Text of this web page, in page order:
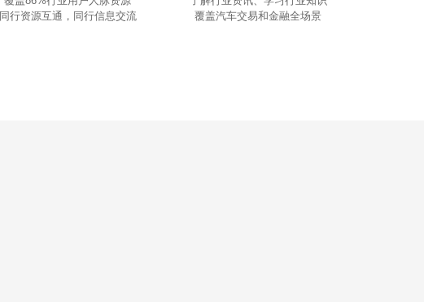
同行资源互通，同行信息交流
覆盖汽车交易和金融全场景